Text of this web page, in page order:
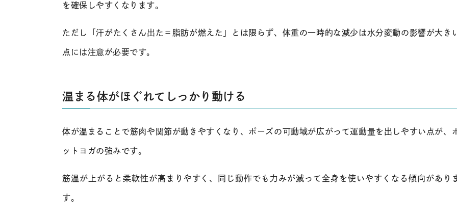
を確保しやすくなります。
ただし「汗がたくさん出た＝脂肪が燃えた」とは限らず、体重の一時的な減少は水分変動の影響が大き
点には注意が必要です。
温まる体がほぐれてしっかり動ける
体が温まることで筋肉や関節が動きやすくなり、ポーズの可動域が広がって運動量を出しやすい点が、
ットヨガの強みです。
筋温が上がると柔軟性が高まりやすく、同じ動作でも力みが減って全身を使いやすくなる傾向があり
す。